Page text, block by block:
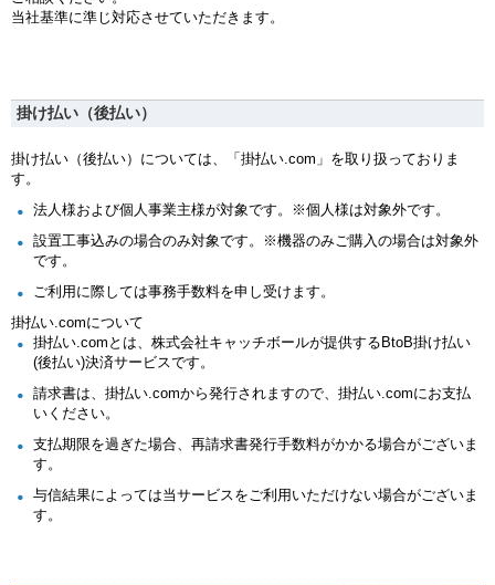
当社基準に準じ対応させていただきます。
掛け払い（後払い）
掛け払い（後払い）については、「掛払い.com」を取り扱っておりま
す。
法人様および個人事業主様が対象です。※個人様は対象外です。
設置工事込みの場合のみ対象です。※機器のみご購入の場合は対象外
です。
ご利用に際しては事務手数料を申し受けます。
掛払い.comについて
掛払い.comとは、株式会社キャッチボールが提供するBtoB掛け払い
(後払い)決済サービスです。
請求書は、掛払い.comから発行されますので、掛払い.comにお支払
いください。
支払期限を過ぎた場合、再請求書発行手数料がかかる場合がございま
す。
与信結果によっては当サービスをご利用いただけない場合がございま
す。